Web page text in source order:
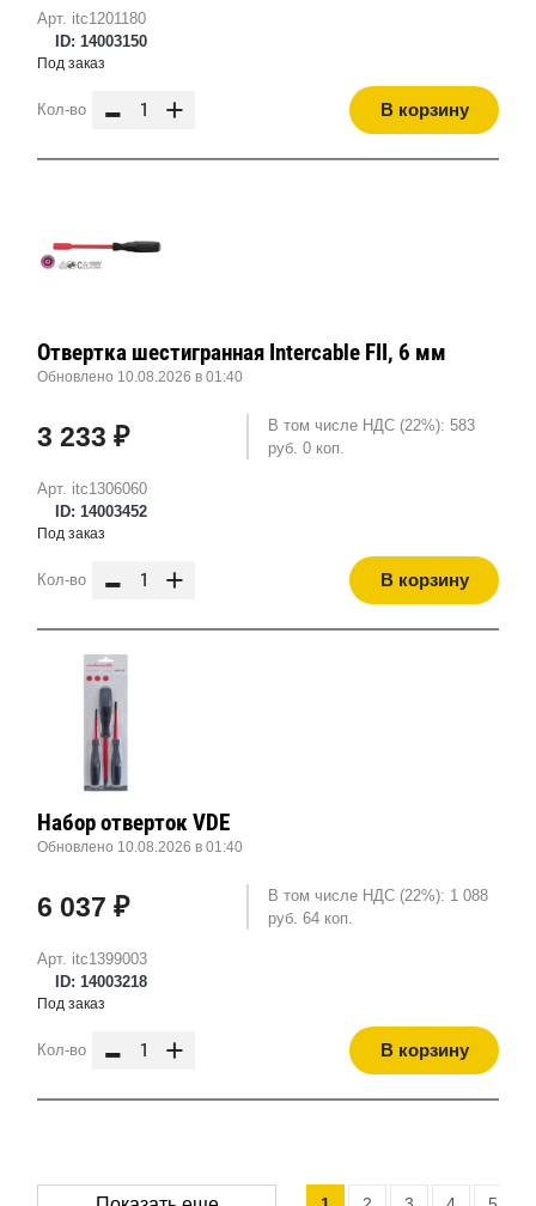
Арт. itc1201180
ID: 14003150
Под заказ
Кол-во - + В корзину
Арт. itc1306060
ID: 14003452
Отвертка шестигранная Intercable FII, 6 мм
Обновлено 10.08.2026 в 01:40
3 233 ₽
В том числе НДС (22%): 583
руб. 0 коп.
Под заказ
Кол-во - + В корзину
Арт. itc1399003
ID: 14003218
Набор отверток VDE
Обновлено 10.08.2026 в 01:40
6 037 ₽
В том числе НДС (22%): 1 088
руб. 64 коп.
Под заказ
Кол-во - + В корзину